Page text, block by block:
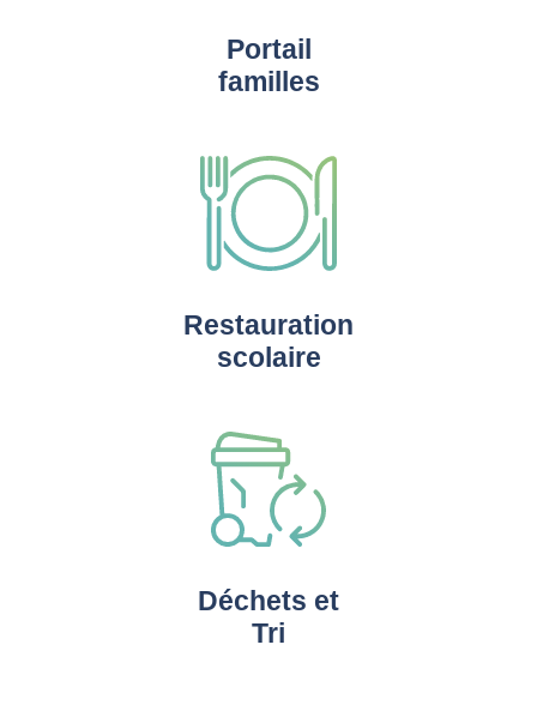
Portail
familles
Restauration
scolaire
Déchets et
Tri